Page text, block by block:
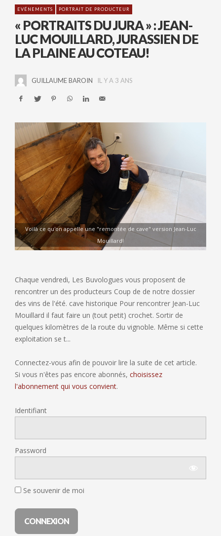
EVÉNEMENTS PORTRAIT DE PRODUCTEUR
« PORTRAITS DU JURA » : JEAN-
LUC MOUILLARD, JURASSIEN DE
LA PLAINE AU COTEAU!
GUILLAUME BAROIN IL Y A 3 ANS
Voilà ce qu'on appelle une "remontée de cave" version Jean-Luc
Mouillard!
Chaque vendredi, Les Buvologues vous proposent de
rencontrer un des producteurs Coup de de notre dossier
des vins de l'été. cave historique Pour rencontrer Jean-Luc
Mouillard il faut faire un (tout petit) crochet. Sortir de
quelques kilomètres de la route du vignoble. Même si cette
exploitation se t...
Connectez-vous afin de pouvoir lire la suite de cet article.
Si vous n'êtes pas encore abonnés, choisissez
l'abonnement qui vous convient.
Identifiant
Password
Se souvenir de moi